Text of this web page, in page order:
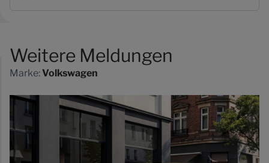
Weitere Meldungen
Marke:Volkswagen